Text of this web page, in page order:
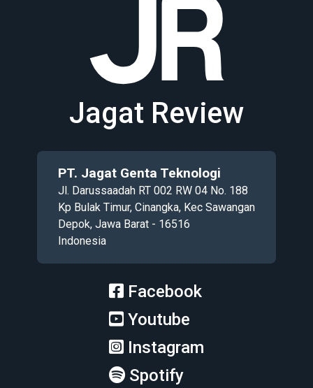
Jagat Review
PT. Jagat Genta Teknologi
Jl. Darussaadah RT 002 RW 04 No. 188
Kp Bulak Timur, Cinangka, Kec Sawangan
Depok, Jawa Barat - 16516
Indonesia
Facebook
Youtube
Instagram
Spotify